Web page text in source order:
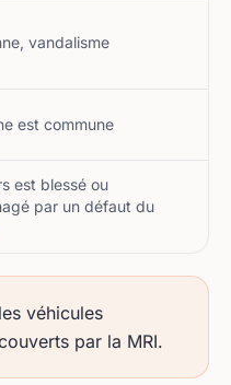
vandalisme
est commune
est blessé ou
par un défaut du
véhicules
par la MRI.